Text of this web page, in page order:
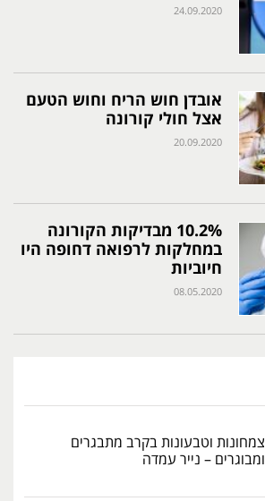
24.09.2020
אובדן חוש הריח וחוש הטעם
אצל חולי קורונה
20.09.2020
10.2% מבדיקות הקורונה
במחלקות לרפואה דחופה היו
חיוביות
08.05.2020
צמחונות וטבעונות בקרב מתבגרים
ומבוגרים – נייר עמדה